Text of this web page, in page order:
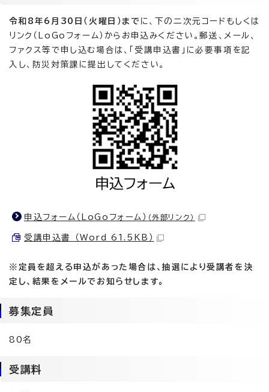
令和8年6月30日（火曜日）まで に、下の二次元コードもしくは
リンク（LoGoフォーム）からお申込みください。郵送、メール、
ファクス等で申し込む場合は、「受講申込書」に必要事項を記
入し、防災対策課に提出してください。
申込フォーム（LoGoフォーム） （外部リンク）
受講申込書 （Word 61.5KB）
※定員を超える申込があった場合は、抽選により受講者を決
定し、結果をメールでお知らせします。
募集定員
80名
受講料